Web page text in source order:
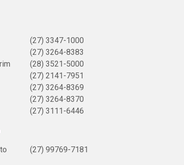
(27) 3347-1000
(27) 3264-8383
(28) 3521-5000
(27) 2141-7951
(27) 3264-8369
(27) 3264-8370
(27) 3111-6446
(27) 99769-7181